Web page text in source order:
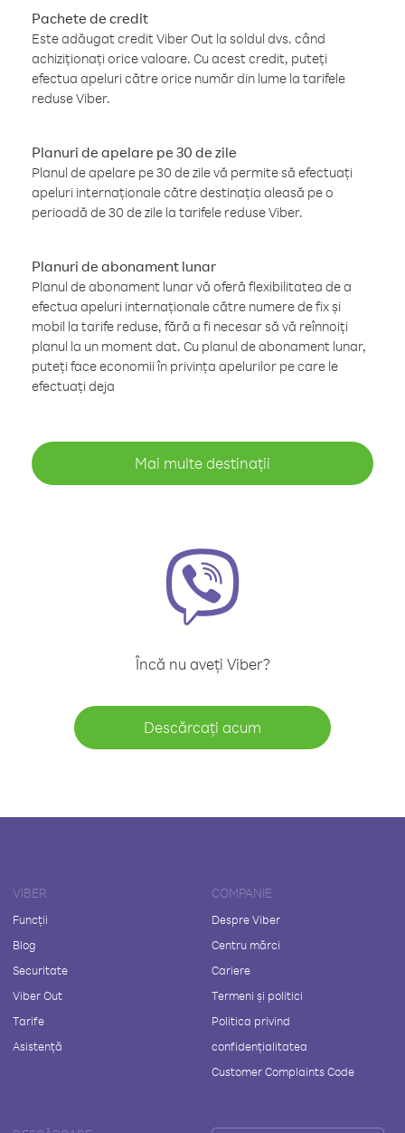
Pachete de credit
Este adăugat credit Viber Out la soldul dvs. când
achiziționați orice valoare. Cu acest credit, puteți
efectua apeluri către orice număr din lume la tarifele
reduse Viber.
Planuri de apelare pe 30 de zile
Planul de apelare pe 30 de zile vă permite să efectuați
apeluri internaționale către destinația aleasă pe o
perioadă de 30 de zile la tarifele reduse Viber.
Planuri de abonament lunar
Planul de abonament lunar vă oferă flexibilitatea de a
efectua apeluri internaționale către numere de fix și
mobil la tarife reduse, fără a fi necesar să vă reînnoiți
planul la un moment dat. Cu planul de abonament lunar,
puteți face economii în privința apelurilor pe care le
efectuați deja
Mai multe destinații
Încă nu aveți Viber?
Descărcați acum
VIBER
Funcții
Blog
Securitate
Viber Out
Tarife
Asistență
COMPANIE
Despre Viber
Centru mărci
Cariere
Termeni și politici
Politica privind
confidențialitatea
Customer Complaints Code